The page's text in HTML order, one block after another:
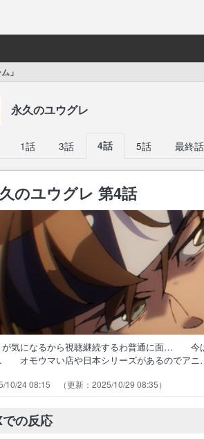
」
永久のユウグレ
1話 3話 4話 5話 最終話
のユウグレ 第4話
が気になるから視聴継続するわ普通に面… 今
モウマい店や日本シリーズがあるのでア
も… を主眼にしてるならこの内容でもいい
た…
10/24 08:15 2025/10/29 08:35
の反応